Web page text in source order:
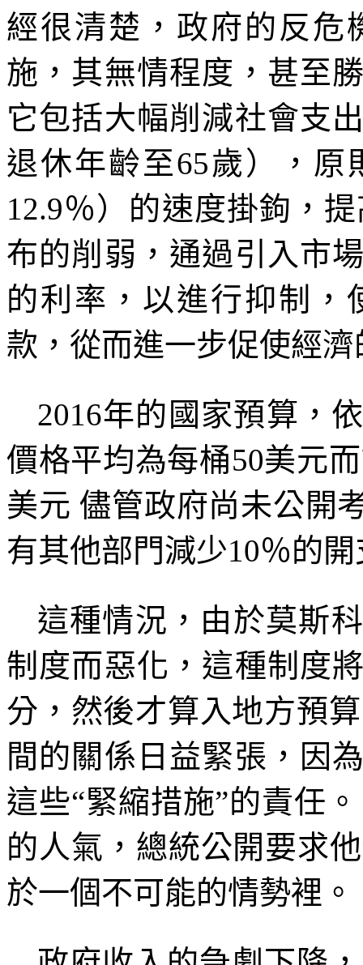
經很清楚，政府的反危
施，其無情程度，甚至
它包括大幅削減社會支
退休年齡至65歲），原
12.9％）的速度掛鉤，
布的削弱，通過引入市
的利率，以進行抑制，
款，從而進一步促使經
2016年的國家預算，
價格平均為每桶50美元
美元 儘管政府尚未公開
有其他部門減少10％的
這種情況，由於莫斯
制度而惡化，這種制度
分，然後才算入地方預
間的關係日益緊張，因
這些“緊縮措施”的責任。
的人氣，總統公開要求
於一個不可能的情勢裡。